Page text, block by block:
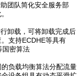
团队简化安全服务部
卸载，可将卸载完成后
支持ECDHE等具有
国密算法
负载均衡算法分配流量